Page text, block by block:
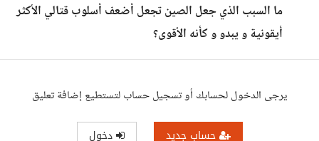
ما السبب الذي جعل الصين تجعل أضعف أسلوب قتالي الأكثر
أيقونية و يبدو و كأنه الأقوى؟
يرجى الدخول لحسابك أو تسجيل حساب لتستطيع إضافة تعليق
حساب جديد دخول